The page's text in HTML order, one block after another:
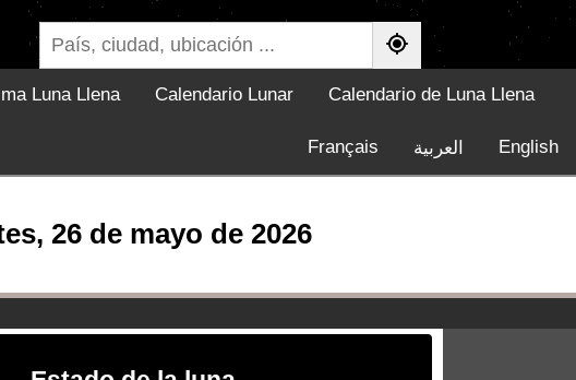
Luna Llena Calendario Lunar Calendario de Luna Llena
English العربية Français
26 de mayo de 2026